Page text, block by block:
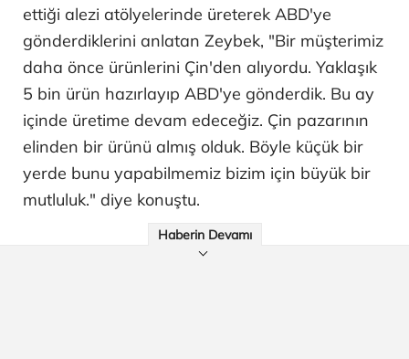
ettiği alezi atölyelerinde üreterek ABD'ye
gönderdiklerini anlatan Zeybek, "Bir müşterimiz
daha önce ürünlerini Çin'den alıyordu. Yaklaşık
5 bin ürün hazırlayıp ABD'ye gönderdik. Bu ay
içinde üretime devam edeceğiz. Çin pazarının
elinden bir ürünü almış olduk. Böyle küçük bir
yerde bunu yapabilmemiz bizim için büyük bir
mutluluk." diye konuştu.
Haberin Devamı